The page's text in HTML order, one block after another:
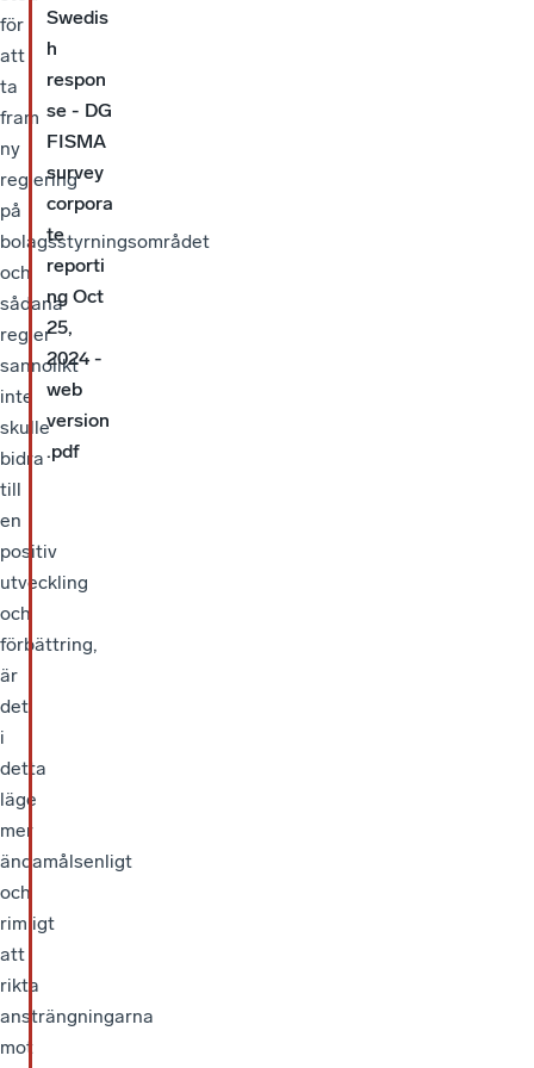
för
att
ta
fram
ny
reglering
på
bolagsstyrningsområdet
och
sådana
regler
sannolikt
inte
skulle
bidra
till
en
positiv
utveckling
och
förbättring,
är
det
i
detta
läge
mer
ändamålsenligt
och
rimligt
att
rikta
ansträngningarna
mot
Swedis
h
respon
se - DG
FISMA
survey
corpora
te
reporti
ng Oct
25,
2024 -
web
version
.pdf